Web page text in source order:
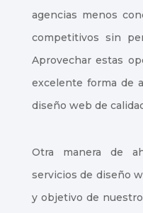
agencias menos
competitivos sin
Aprovechar estas
excelente forma de
diseño web de
Otra manera de
servicios de diseño
y objetivo de